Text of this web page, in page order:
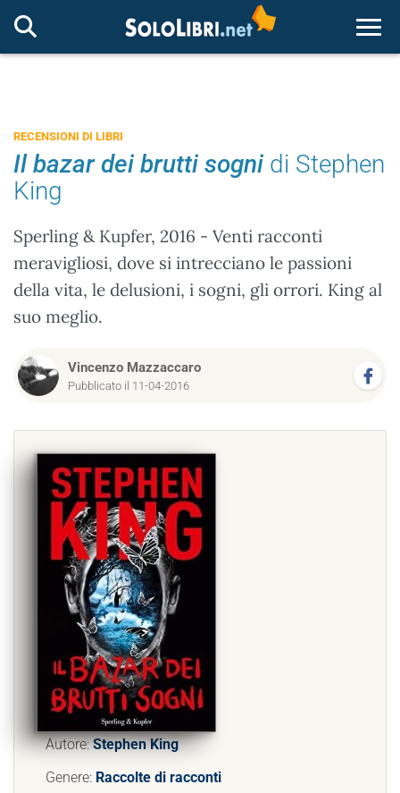
RECENSIONI DI LIBRI
Il bazar dei brutti sogni di Stephen
King
Sperling & Kupfer, 2016 - Venti racconti
meravigliosi, dove si intrecciano le passioni
della vita, le delusioni, i sogni, gli orrori. King al
suo meglio.
Vincenzo Mazzaccaro
Pubblicato il 11-04-2016
Autore:Stephen King
Genere: Raccolte di racconti